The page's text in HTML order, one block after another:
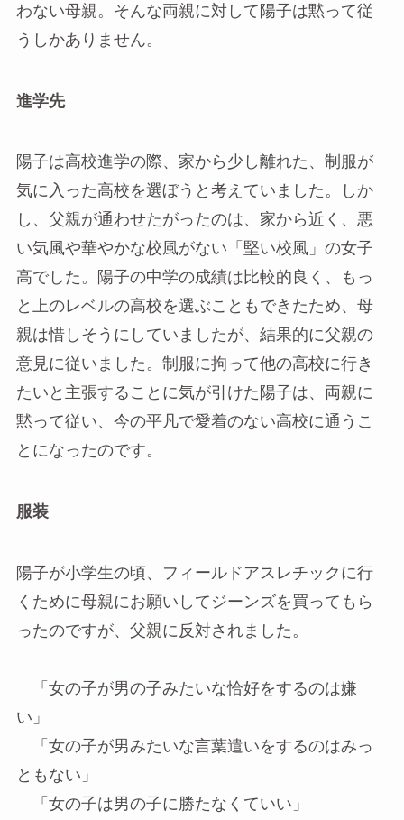
わない母親。そんな両親に対して陽子は黙って従
うしかありません。
進学先
陽子は高校進学の際、家から少し離れた、制服が
気に入った高校を選ぼうと考えていました。しか
し、父親が通わせたがったのは、家から近く、悪
い気風や華やかな校風がない「堅い校風」の女子
高でした。陽子の中学の成績は比較的良く、もっ
と上のレベルの高校を選ぶこともできたため、母
親は惜しそうにしていましたが、結果的に父親の
意見に従いました。制服に拘って他の高校に行き
たいと主張することに気が引けた陽子は、両親に
黙って従い、今の平凡で愛着のない高校に通うこ
とになったのです。
服装
陽子が小学生の頃、フィールドアスレチックに行
くために母親にお願いしてジーンズを買ってもら
ったのですが、父親に反対されました。
「女の子が男の子みたいな恰好をするのは嫌
い」
「女の子が男みたいな言葉遣いをするのはみっ
ともない」
「女の子は男の子に勝たなくていい」